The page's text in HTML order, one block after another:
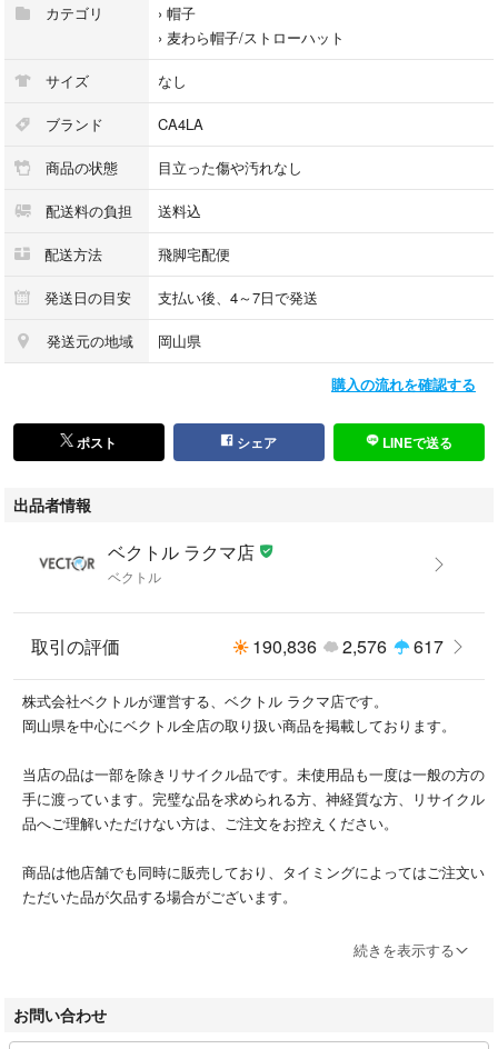
★本商品は一点物です
他サイトや店舗にて販売している商品です。多少のお時間差にて欠品にな
ることもございます。予めご了承頂ますようお願い致します。
こちらの商品はラクマ公式パートナーのベクトルによって出品されていま
カテゴリ
› 帽子
› 麦わら帽子/ストローハット
サイズ なし
ブランド CA4LA
商品の状態 目立った傷や汚れなし
配送料の負担 送料込
配送方法 飛脚宅配便
発送日の目安 支払い後、4～7日で発送
発送元の地域 岡山県
購入の流れを確認する
ポスト シェア LINEで送る
出品者情報
ベクトル ラクマ店
ベクトル
取引の評価 190,836 2,576 617
株式会社ベクトルが運営する、ベクトル ラクマ店です。
岡山県を中心にベクトル全店の取り扱い商品を掲載しております。
当店の品は一部を除きリサイクル品です。未使用品も一度は一般の方の
手に渡っています。完璧な品を求められる方、神経質な方、リサイクル
品へご理解いただけない方は、ご注文をお控えください。
商品は他店舗でも同時に販売しており、タイミングによってはご注文い
ただいた品が欠品する場合がございます。
ブランドによってサイズ表記方法が様々です。必ず実寸サイズをご確認
ましてはご容赦ください。
続きを表示する
お問い合わせ